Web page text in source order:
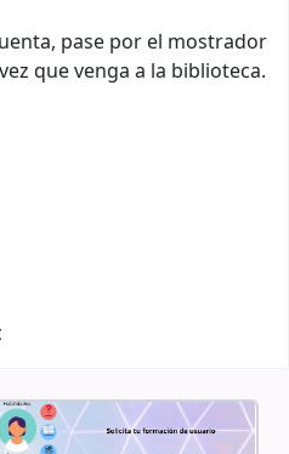
pase por el mostrador
que venga a la biblioteca.